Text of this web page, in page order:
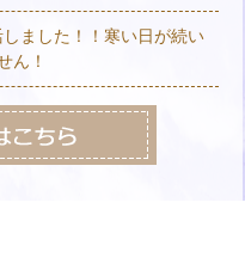
ました！！寒い日が続い
ん！